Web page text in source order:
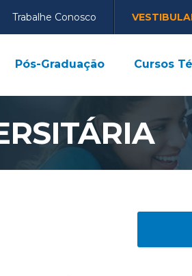
Trabalhe Conosco
Pós-Graduação Cursos